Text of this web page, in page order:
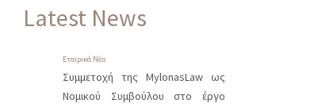
Latest News
Εταιρικά Νέα
Συμμετοχή της MylonasLaw ως
Νομικού Συμβούλου στο έργο